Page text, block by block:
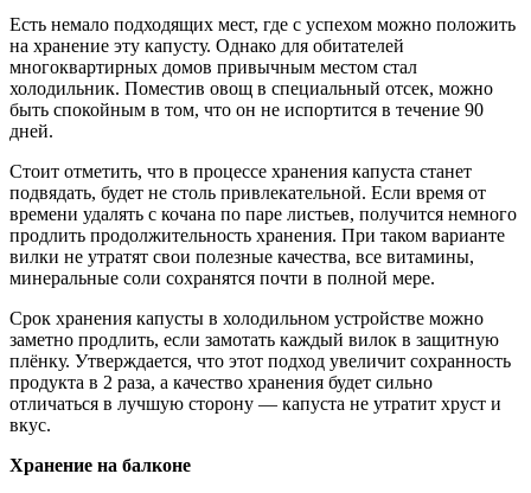
Есть немало подходящих мест, где с успехом можно положить
на хранение эту капусту. Однако для обитателей
многоквартирных домов привычным местом стал
холодильник. Поместив овощ в специальный отсек, можно
быть спокойным в том, что он не испортится в течение 90
дней.
Стоит отметить, что в процессе хранения капуста станет
подвядать, будет не столь привлекательной. Если время от
времени удалять с кочана по паре листьев, получится немного
продлить продолжительность хранения. При таком варианте
вилки не утратят свои полезные качества, все витамины,
минеральные соли сохранятся почти в полной мере.
Срок хранения капусты в холодильном устройстве можно
заметно продлить, если замотать каждый вилок в защитную
плёнку. Утверждается, что этот подход увеличит сохранность
продукта в 2 раза, а качество хранения будет сильно
отличаться в лучшую сторону — капуста не утратит хруст и
вкус.
Хранение на балконе